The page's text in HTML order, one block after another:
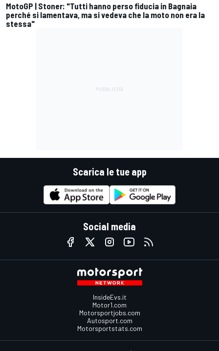
MotoGP | Stoner: "Tutti hanno perso fiducia in Bagnaia
perché si lamentava, ma si vedeva che la moto non era la
stessa"
Scarica le tue app
Social media
InsideEvs.it
Motor1.com
Motorsportjobs.com
Autosport.com
Motorsportstats.com